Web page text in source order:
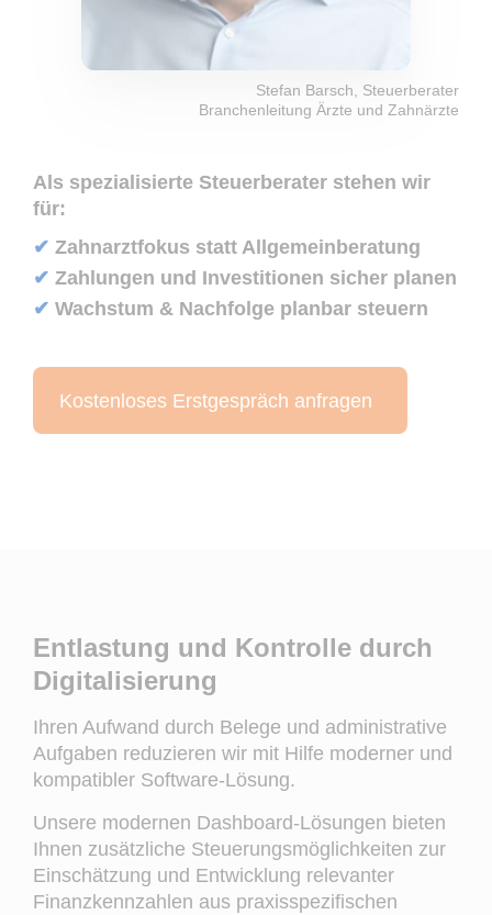
Stefan Barsch, Steuerberater
Branchenleitung Ärzte und Zahnärzte
Als spezialisierte Steuerberater stehen wir
für:
✔ Zahnarztfokus statt Allgemeinberatung
✔ Zahlungen und Investitionen sicher planen
✔ Wachstum & Nachfolge planbar steuern
Kostenloses Erstgespräch anfragen
Entlastung und Kontrolle durch
Digitalisierung
Ihren Aufwand durch Belege und administrative
Aufgaben reduzieren wir mit Hilfe moderner und
kompatibler Software-Lösung.
Unsere modernen Dashboard-Lösungen bieten
Ihnen zusätzliche Steuerungsmöglichkeiten zur
Einschätzung und Entwicklung relevanter
Finanzkennzahlen aus praxisspezifischen